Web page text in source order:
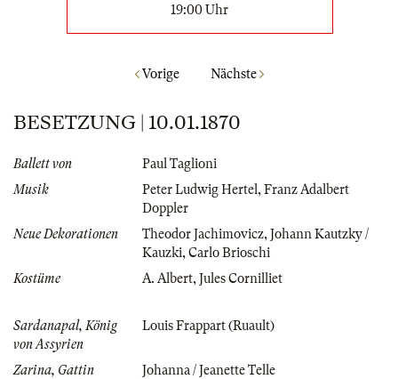
19:00 Uhr
Vorige Nächste
BESETZUNG | 10.01.1870
Ballett von
Paul Taglioni
Musik
Peter Ludwig Hertel , Franz Adalbert
Doppler
Neue Dekorationen
Theodor Jachimovicz, Johann Kautzky /
Kauzki, Carlo Brioschi
Kostüme
A. Albert, Jules Cornilliet
Sardanapal, König
von Assyrien
Louis Frappart (Ruault)
Zarina, Gattin
Johanna / Jeanette Telle